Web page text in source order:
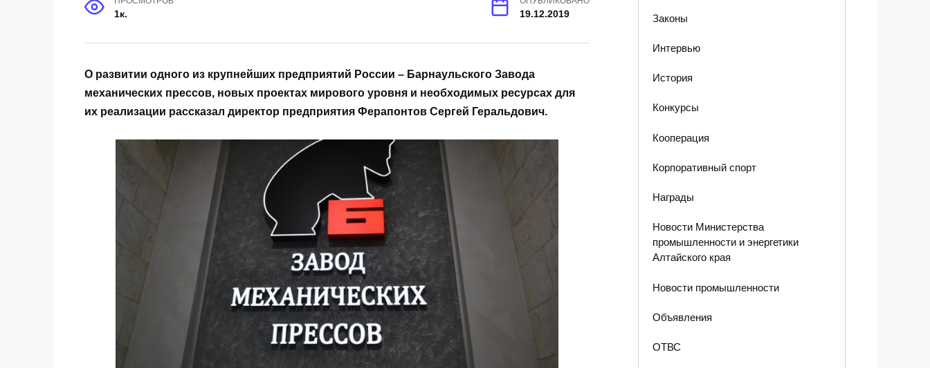
1к. 19.12.2019
О развитии одного из крупнейших предприятий России – Барнаульского Завода
механических прессов, новых проектах мирового уровня и необходимых ресурсах для
их реализации рассказал директор предприятия Ферапонтов Сергей Геральдович.
Законы
Интервью
История
Конкурсы
Кооперация
Корпоративный спорт
Награды
Новости Министерства
промышленности и энергетики
Алтайского края
Новости промышленности
Объявления
ОТВС